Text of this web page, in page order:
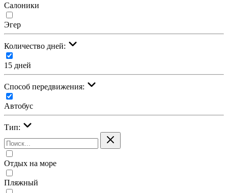
Салоники
Эгер
Количество дней:
15 дней
Cпособ передвижения:
Автобус
Тип:
Отдых на море
Пляжный